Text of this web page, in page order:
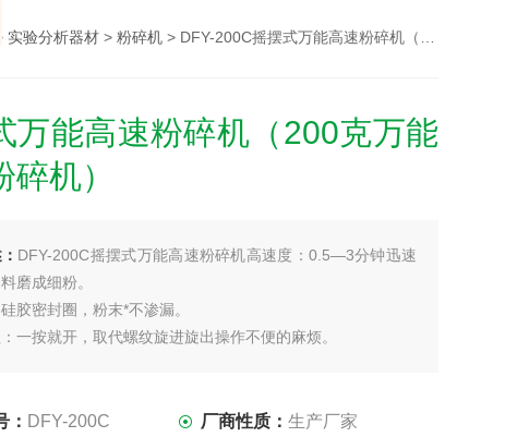
> 实验分析器材 > 粉碎机 > DFY-200C摇摆式万能高速粉碎机（200克万能高速粉碎机）
万能高速粉碎机（200克万能
机）
DFY-200C摇摆式万能高速粉碎机高速度：0.5—3分钟迅速
磨成细粉。
胶密封圈，粉末*不渗漏。
一按就开，取代螺纹旋进旋出操作不便的麻烦。
间长粉碎效果好。
： DFY-200C 厂商性质： 生产厂家